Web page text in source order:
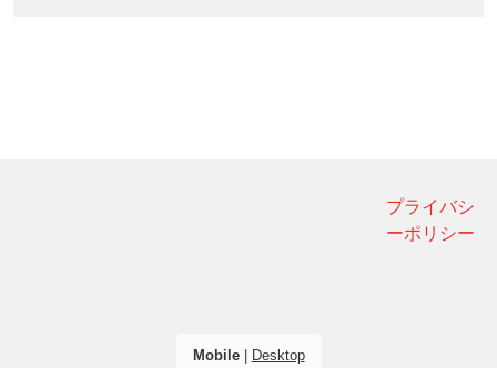
プライバシ
ーポリシー
Mobile| Desktop